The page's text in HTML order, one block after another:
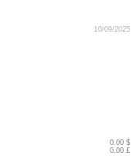
10/09/2025
0.00 $
0.00 £